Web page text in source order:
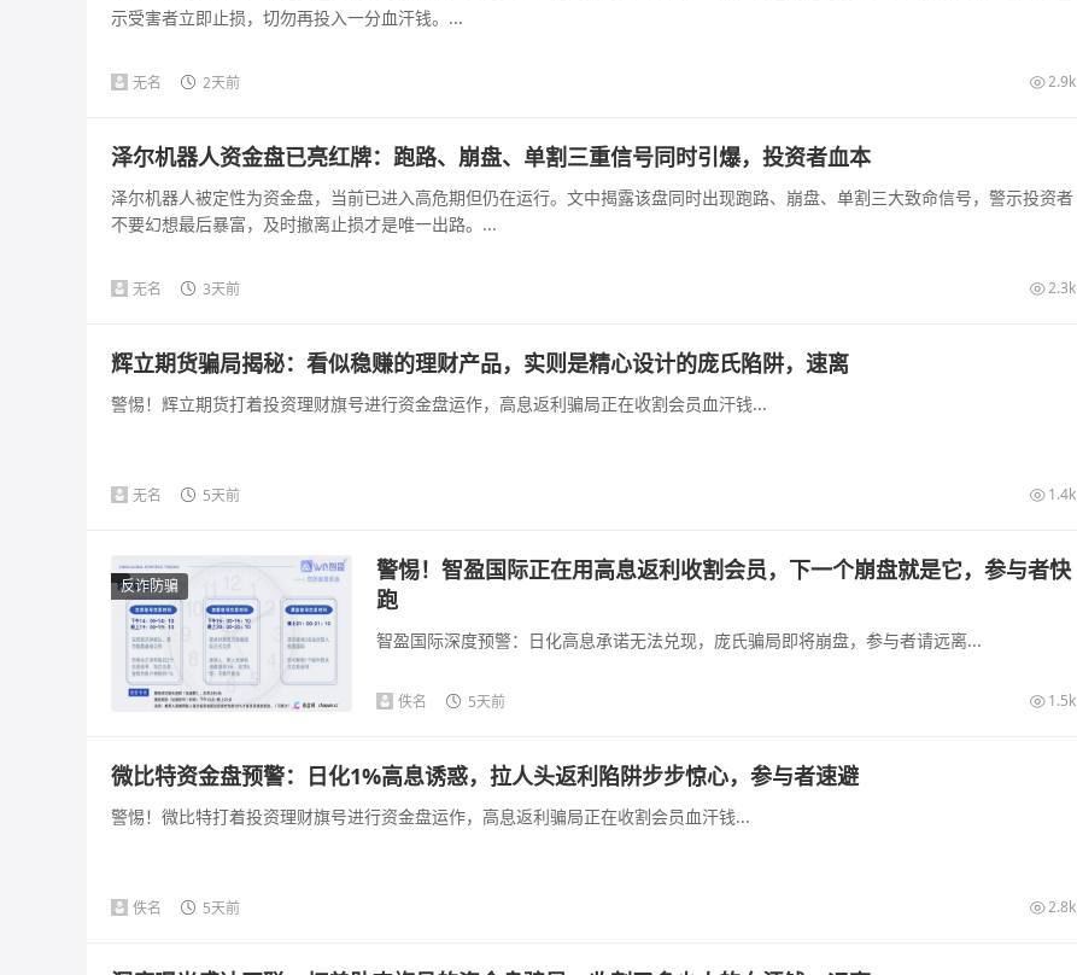
示受害者立即止损，切勿再投入一分血汗钱。...
无名 2天前 2.9k
泽尔机器人资金盘已亮红牌：跑路、崩盘、单割三重信号同时引爆，投资者血本
泽尔机器人被定性为资金盘，当前已进入高危期但仍在运行。文中揭露该盘同时出现跑路、崩盘、单割三大致命信号，警示投资者
不要幻想最后暴富，及时撤离止损才是唯一出路。...
无名 3天前 2.3k
辉立期货骗局揭秘：看似稳赚的理财产品，实则是精心设计的庞氏陷阱，速离
警惕！辉立期货打着投资理财旗号进行资金盘运作，高息返利骗局正在收割会员血汗钱...
无名 5天前 1.4k
反诈防骗
警惕！智盈国际正在用高息返利收割会员，下一个崩盘就是它，参与者快
跑
智盈国际深度预警：日化高息承诺无法兑现，庞氏骗局即将崩盘，参与者请远离...
佚名 5天前 1.5k
微比特资金盘预警：日化1%高息诱惑，拉人头返利陷阱步步惊心，参与者速避
警惕！微比特打着投资理财旗号进行资金盘运作，高息返利骗局正在收割会员血汗钱...
佚名 5天前 2.8k